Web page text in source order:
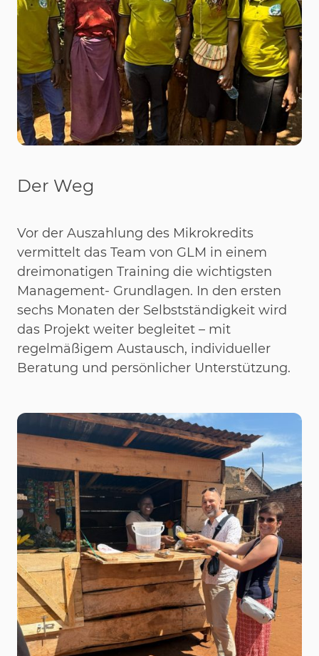
Der Weg
Vor der Auszahlung des Mikrokredits
vermittelt das Team von GLM in einem
dreimonatigen Training die wichtigsten
Management- Grundlagen. In den ersten
sechs Monaten der Selbstständigkeit wird
das Projekt weiter begleitet – mit
regelmäßigem Austausch, individueller
Beratung und persönlicher Unterstützung.